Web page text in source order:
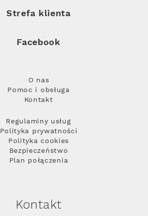
Strefa klienta
Facebook
O nas
Pomoc i obsługa
Kontakt
Regulaminy usług
Polityka prywatności
Polityka cookies
Bezpieczeństwo
Plan połączenia
Kontakt